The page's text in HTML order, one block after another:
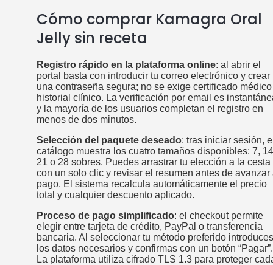
Cómo comprar Kamagra Oral
Jelly sin receta
Registro rápido en la plataforma online: al abrir el
portal basta con introducir tu correo electrónico y crear
una contraseña segura; no se exige certificado
historial clínico. La verificación por email es
y la mayoría de los usuarios completan el registro en
menos de dos minutos.
Selección del paquete deseado: tras iniciar sesión,
catálogo muestra los cuatro tamaños disponibles: 7,
21 o 28 sobres. Puedes arrastrar tu elección a la cesta
con un solo clic y revisar el resumen antes de avanzar
pago. El sistema recalcula automáticamente el precio
total y cualquier descuento aplicado.
Proceso de pago simplificado: el checkout permite
elegir entre tarjeta de crédito, PayPal o transferencia
bancaria. Al seleccionar tu método preferido introduces
los datos necesarios y confirmas con un botón “Pagar”.
La plataforma utiliza cifrado TLS 1.3 para proteger